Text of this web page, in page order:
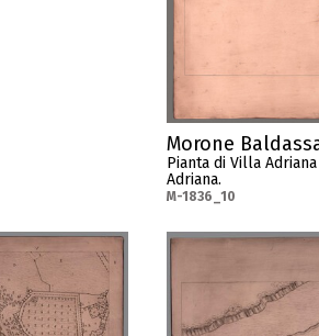
Morone
Pianta di Villa
Adriana.
M-1836_10